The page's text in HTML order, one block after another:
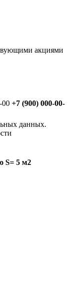
акциями
00 +7 (900) 000-00-
данных.
S= 5 м2